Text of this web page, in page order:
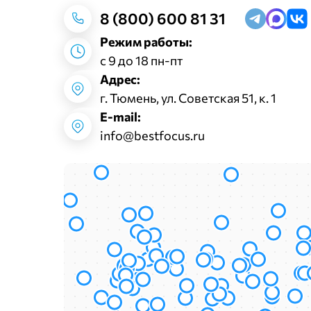
8 (800) 600 81 31
Режим работы:
с 9 до 18 пн-пт
Адрес:
г. Тюмень, ул. Советская 51, к. 1
E-mail:
info@bestfocus.ru